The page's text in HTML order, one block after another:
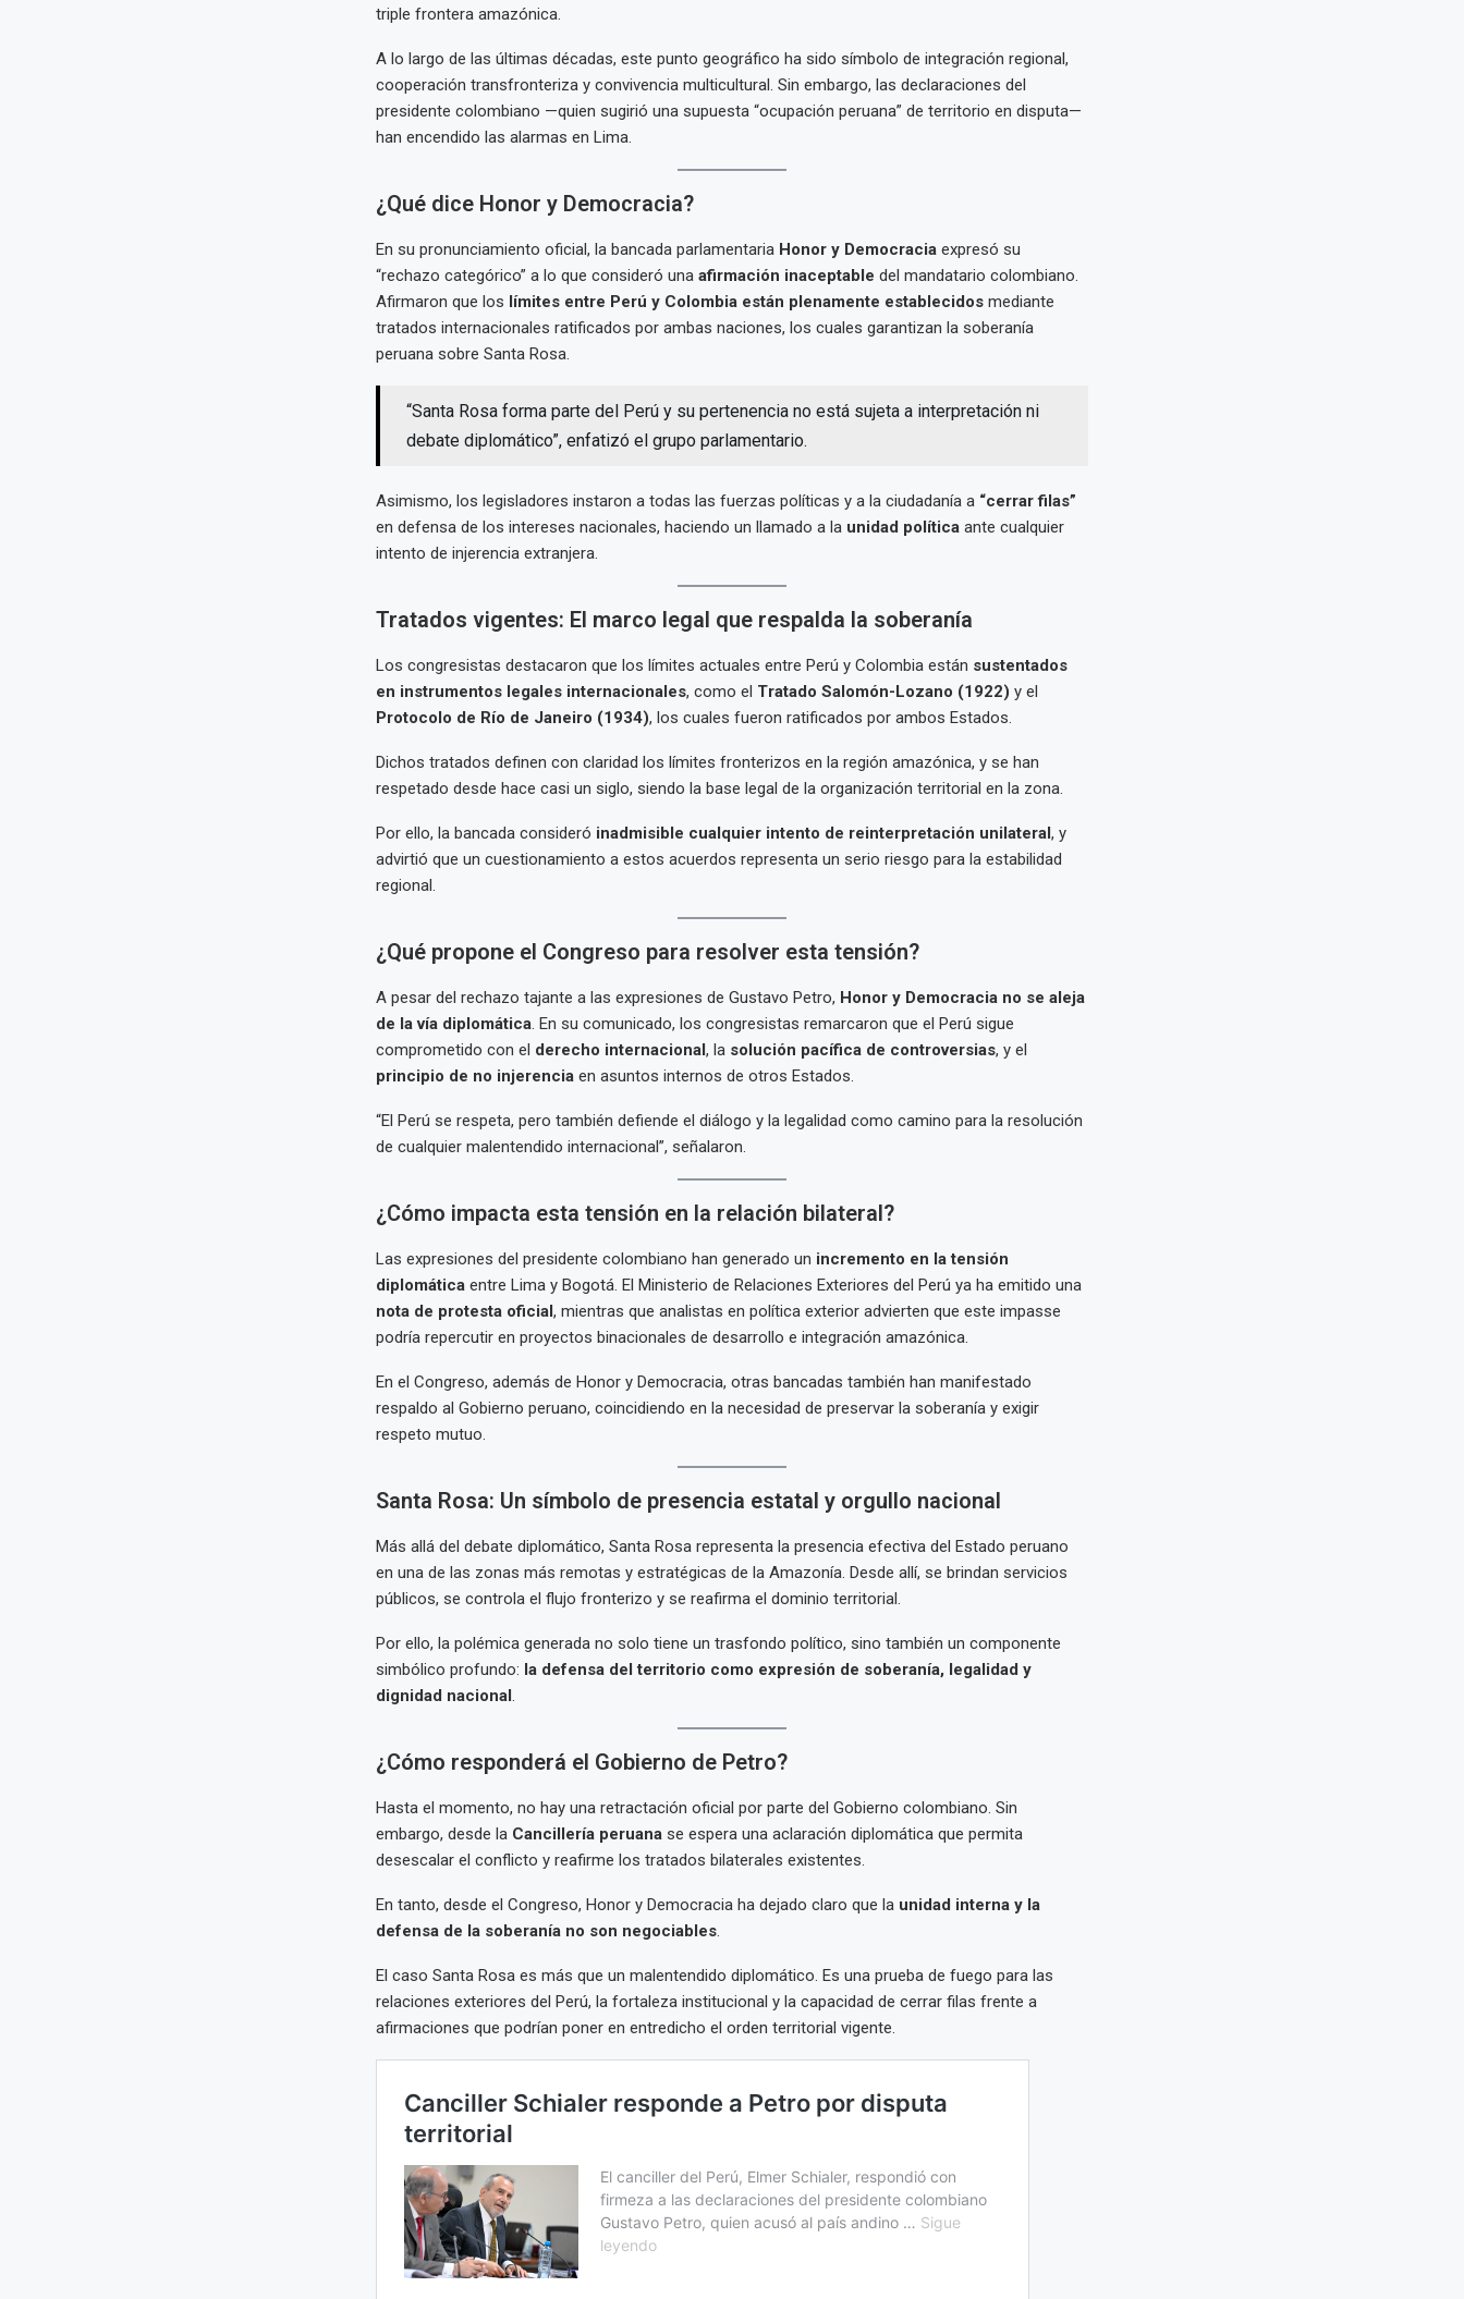
triple frontera amazónica.
A lo largo de las últimas décadas, este punto geográfico ha sido símbolo de integración regional,
cooperación transfronteriza y convivencia multicultural. Sin embargo, las declaraciones del
presidente colombiano —quien sugirió una supuesta “ocupación peruana” de territorio en disputa—
han encendido las alarmas en Lima.
¿Qué dice Honor y Democracia?
En su pronunciamiento oficial, la bancada parlamentaria Honor y Democraciaexpresó su
“rechazo categórico” a lo que consideró una afirmación inaceptable del mandatario colombiano.
Afirmaron que los límites entre Perú y Colombia están plenamente establecidosmediante
tratados internacionales ratificados por ambas naciones, los cuales garantizan la soberanía
peruana sobre Santa Rosa.
“Santa Rosa forma parte del Perú y su pertenencia no está sujeta a interpretación ni
debate diplomático”, enfatizó el grupo parlamentario.
Asimismo, los legisladores instaron a todas las fuerzas políticas y a la ciudadanía a “cerrar filas”
en defensa de los intereses nacionales, haciendo un llamado a la unidad políticaante cualquier
intento de injerencia extranjera.
Tratados vigentes: El marco legal que respalda la soberanía
Los congresistas destacaron que los límites actuales entre Perú y Colombia están sustentados
en instrumentos legales internacionales, como el Tratado Salomón-Lozano (1922) y el
Protocolo de Río de Janeiro (1934), los cuales fueron ratificados por ambos Estados.
Dichos tratados definen con claridad los límites fronterizos en la región amazónica, y se han
respetado desde hace casi un siglo, siendo la base legal de la organización territorial en la zona.
Por ello, la bancada consideró inadmisible cualquier intento de reinterpretación unilateral , y
advirtió que un cuestionamiento a estos acuerdos representa un serio riesgo para la estabilidad
regional.
¿Qué propone el Congreso para resolver esta tensión?
A pesar del rechazo tajante a las expresiones de Gustavo Petro, Honor y Democracia no se aleja
de la vía diplomática. En su comunicado, los congresistas remarcaron que el Perú sigue
comprometido con el derecho internacional , la solución pacífica de controversias, y el
principio de no injerenciaen asuntos internos de otros Estados.
“El Perú se respeta, pero también defiende el diálogo y la legalidad como camino para la resolución
de cualquier malentendido internacional”, señalaron.
¿Cómo impacta esta tensión en la relación bilateral?
Las expresiones del presidente colombiano han generado un incremento en la tensión
diplomáticaentre Lima y Bogotá. El Ministerio de Relaciones Exteriores del Perú ya ha emitido una
nota de protesta oficial , mientras que analistas en política exterior advierten que este impasse
podría repercutir en proyectos binacionales de desarrollo e integración amazónica.
En el Congreso, además de Honor y Democracia, otras bancadas también han manifestado
respaldo al Gobierno peruano, coincidiendo en la necesidad de preservar la soberanía y exigir
respeto mutuo.
Santa Rosa: Un símbolo de presencia estatal y orgullo nacional
Más allá del debate diplomático, Santa Rosa representa la presencia efectiva del Estado peruano
en una de las zonas más remotas y estratégicas de la Amazonía. Desde allí, se brindan servicios
públicos, se controla el flujo fronterizo y se reafirma el dominio territorial.
Por ello, la polémica generada no solo tiene un trasfondo político, sino también un componente
simbólico profundo: la defensa del territorio como expresión de soberanía, legalidad y
dignidad nacional .
¿Cómo responderá el Gobierno de Petro?
Hasta el momento, no hay una retractación oficial por parte del Gobierno colombiano. Sin
embargo, desde la Cancillería peruanase espera una aclaración diplomática que permita
desescalar el conflicto y reafirme los tratados bilaterales existentes.
En tanto, desde el Congreso, Honor y Democracia ha dejado claro que la unidad interna y la
defensa de la soberanía no son negociables.
El caso Santa Rosa es más que un malentendido diplomático. Es una prueba de fuego para las
relaciones exteriores del Perú, la fortaleza institucional y la capacidad de cerrar filas frente a
afirmaciones que podrían poner en entredicho el orden territorial vigente.